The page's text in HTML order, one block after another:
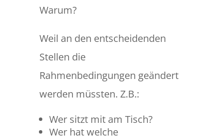
Warum?
Weil an den entscheidenden
Stellen die
Rahmenbedingungen geändert
werden müssten. Z.B.:
Wer sitzt mit am Tisch?
Wer hat welche